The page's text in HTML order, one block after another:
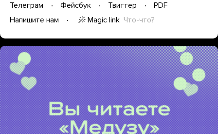
Телеграм Фейсбук Твиттер
PDF
Напишите нам
Magic link Что-что?